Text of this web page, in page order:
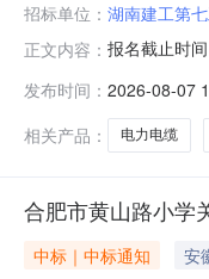
招标单位： 湖南建工第
正文内容： 报名截止时
市迎丰东路
量详见工程
发布时间： 2026-08-07
相关产品：
电力电缆
合肥市黄山路小学
中标｜中标通知 安